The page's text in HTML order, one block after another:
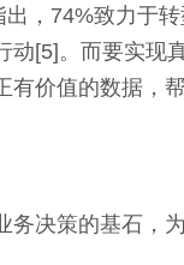
出，74%致力于
[5]。而要实现
价值的数据，
务决策的基石，